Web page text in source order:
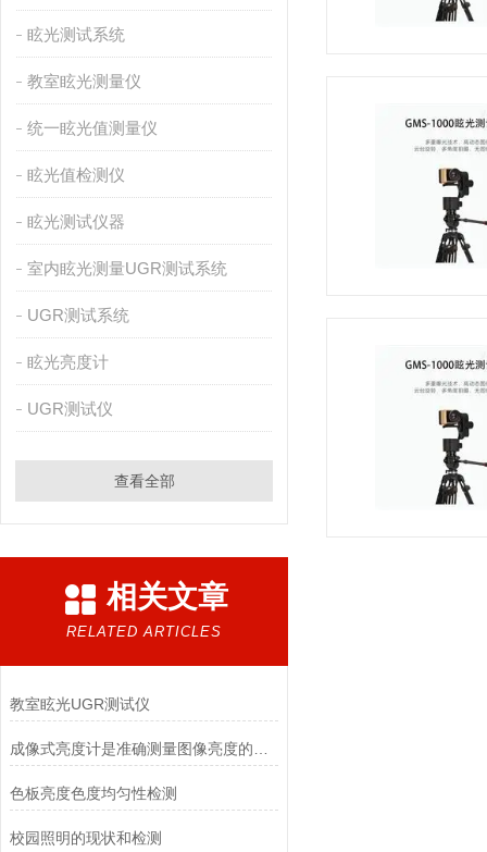
眩光测试系统
教室眩光测量仪
统一眩光值测量仪
眩光值检测仪
眩光测试仪器
室内眩光测量UGR测试系统
UGR测试系统
眩光亮度计
UGR测试仪
查看全部
相关文章
RELATED ARTICLES
教室眩光UGR测试仪
色板亮度色度均匀性检测
校园照明的现状和检测